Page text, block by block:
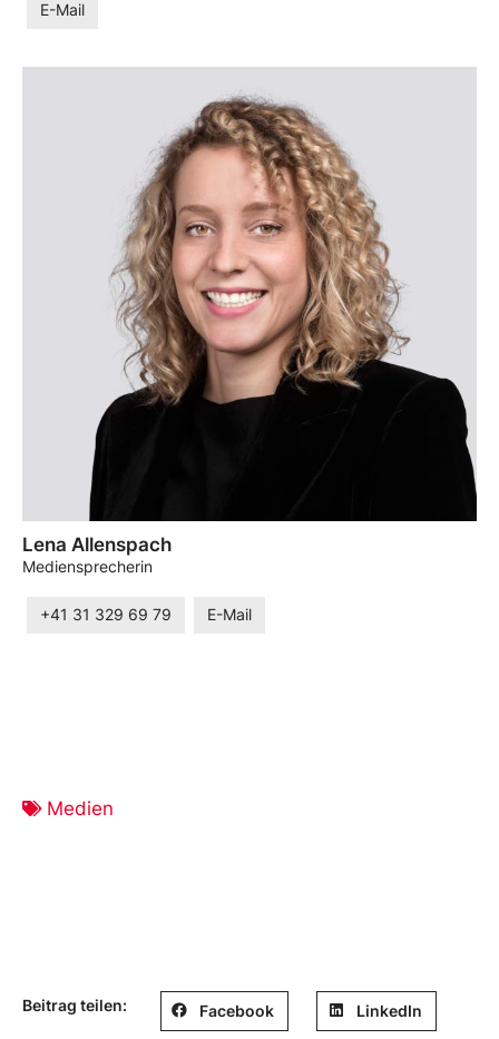
E-Mail
Lena Allenspach
Mediensprecherin
+41 31 329 69 79 E-Mail
Medien
Beitrag teilen: Facebook LinkedIn